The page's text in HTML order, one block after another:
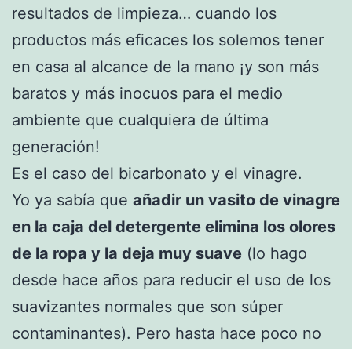
resultados de limpieza… cuando los
productos más eficaces los solemos tener
en casa al alcance de la mano ¡y son más
baratos y más inocuos para el medio
ambiente que cualquiera de última
generación!
Es el caso del bicarbonato y el vinagre.
Yo ya sabía que añadir un vasito de vinagre
en la caja del detergente elimina los olores
de la ropa y la deja muy suave (lo hago
desde hace años para reducir el uso de los
suavizantes normales que son súper
contaminantes). Pero hasta hace poco no